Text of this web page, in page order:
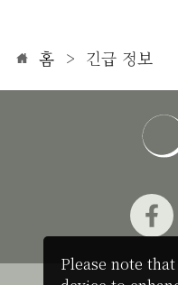
Please note
홈 긴급 정보